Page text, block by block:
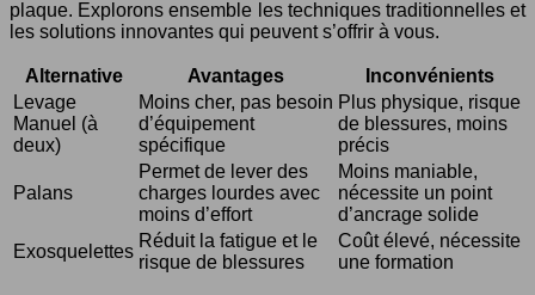
plaque. Explorons ensemble les techniques traditionnelles et
les solutions innovantes qui peuvent s’offrir à vous.
Alternative Avantages
Inconvénients
Levage
Manuel (à
deux)
Moins cher, pas besoin
d’équipement
spécifique
Plus physique, risque
de blessures, moins
précis
Palans
Permet de lever des
charges lourdes avec
moins d’effort
Moins maniable,
nécessite un point
d’ancrage solide
Exosquelettes
Réduit la fatigue et le
risque de blessures
Coût élevé, nécessite
une formation